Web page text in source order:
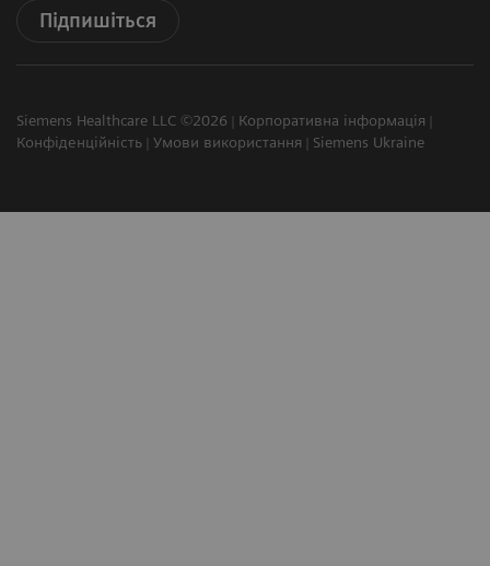
Підпишіться
Siemens Healthcare LLC ©2026
Корпоративна інформація
Конфіденційність
Умови використання Siemens Ukraine